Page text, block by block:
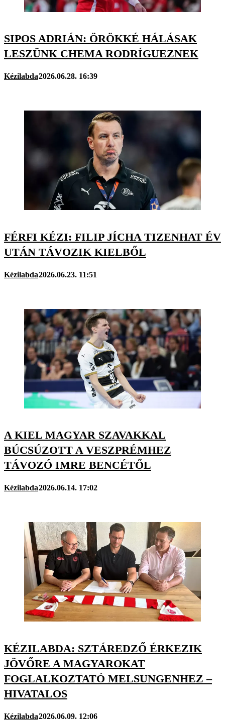
SIPOS ADRIÁN: ÖRÖKKÉ HÁLÁSAK
LESZÜNK CHEMA RODRÍGUEZNEK
Kézilabda2026.06.28. 16:39
FÉRFI KÉZI: FILIP JÍCHA TIZENHAT ÉV
UTÁN TÁVOZIK KIELBŐL
Kézilabda2026.06.23. 11:51
A KIEL MAGYAR SZAVAKKAL
BÚCSÚZOTT A VESZPRÉMHEZ
TÁVOZÓ IMRE BENCÉTŐL
Kézilabda2026.06.14. 17:02
KÉZILABDA: SZTÁREDZŐ ÉRKEZIK
JÖVŐRE A MAGYAROKAT
FOGLALKOZTATÓ MELSUNGENHEZ –
HIVATALOS
Kézilabda2026.06.09. 12:06